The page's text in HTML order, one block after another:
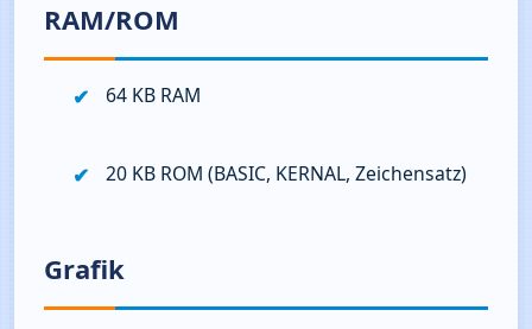
RAM/ROM
64 KB RAM
20 KB ROM (BASIC, KERNAL, Zeichensatz)
Grafik